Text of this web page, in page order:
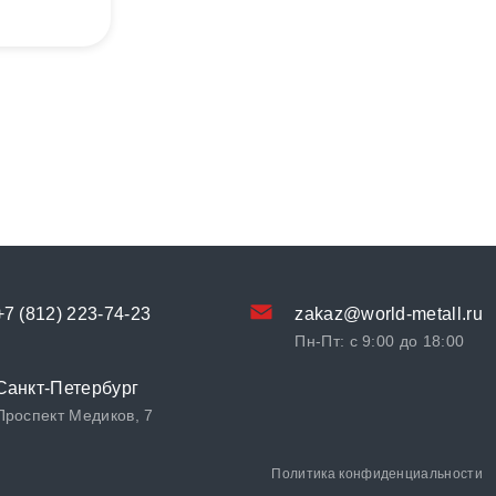
(812) 223-74-23 zakaz@world-metall.ru
Пн-Пт: с 9:00 до 18:00
Петербург
Медиков, 7
Политика конфиденциальности